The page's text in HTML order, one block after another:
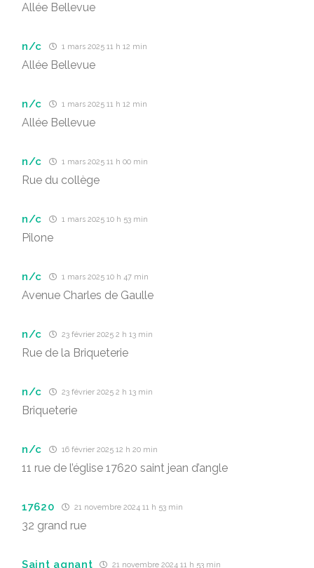
Allée Bellevue
n/c 1 mars 2025 11 h 12 min
Allée Bellevue
n/c 1 mars 2025 11 h 12 min
Allée Bellevue
n/c 1 mars 2025 11 h 00 min
Rue du collège
n/c 1 mars 2025 10 h 53 min
Pilone
n/c 1 mars 2025 10 h 47 min
Avenue Charles de Gaulle
n/c 23 février 2025 2 h 13 min
Rue de la Briqueterie
n/c 23 février 2025 2 h 13 min
Briqueterie
n/c 16 février 2025 12 h 20 min
11 rue de l’église 17620 saint jean d’angle
17620 21 novembre 2024 11 h 53 min
32 grand rue
Saint agnant 21 novembre 2024 11 h 53 min